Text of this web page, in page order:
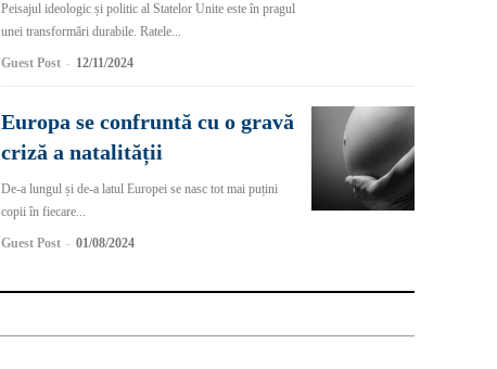
Peisajul ideologic și politic al Statelor Unite este în pragul
unei transformări durabile. Ratele...
Guest Post - 12/11/2024
Europa se confruntă cu o gravă
criză a natalității
De-a lungul și de-a latul Europei se nasc tot mai puțini
copii în fiecare...
Guest Post - 01/08/2024